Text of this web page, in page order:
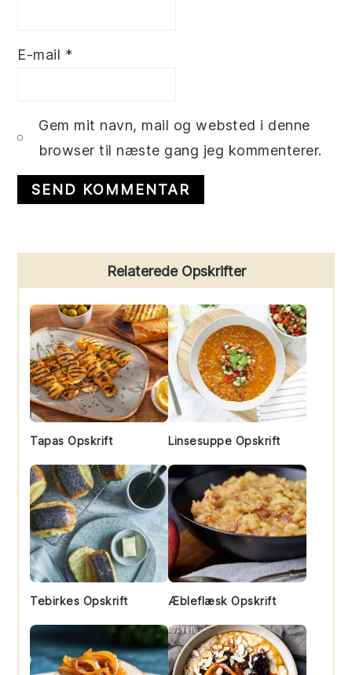
E-mail *
Gem mit navn, mail og websted i denne
browser til næste gang jeg kommenterer.
Sidebar
Relaterede Opskrifter
Tapas Opskrift Linsesuppe Opskrift
Tebirkes Opskrift Æbleflæsk Opskrift